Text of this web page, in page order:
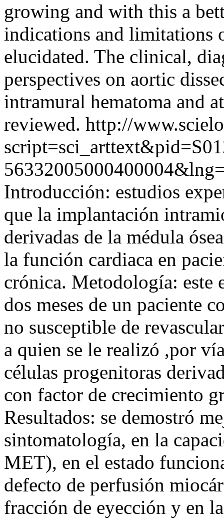
growing and with this a
indications and limitations
elucidated. The clinical,
perspectives on aortic
intramural hematoma and
reviewed. http://
Introducción: estudios
que la implantación
derivadas de la médula
la función cardiaca en
crónica. Metodología: este
dos meses de un paciente
no susceptible de
a quien se le realizó ,por
células progenitoras
con factor de crecimiento
Resultados: se demostró
sintomatología, en la
MET), en el estado
defecto de perfusión
fracción de eyección y en